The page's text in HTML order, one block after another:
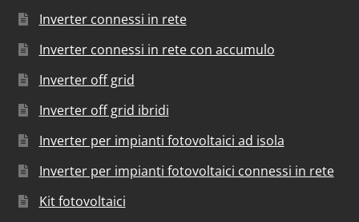
Inverter connessi in rete
Inverter connessi in rete con accumulo
Inverter off grid
Inverter off grid ibridi
Inverter per impianti fotovoltaici ad isola
Inverter per impianti fotovoltaici connessi in rete
Kit fotovoltaici